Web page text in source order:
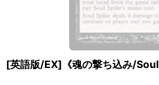
[英語版/EX]《魂の撃ち込み/